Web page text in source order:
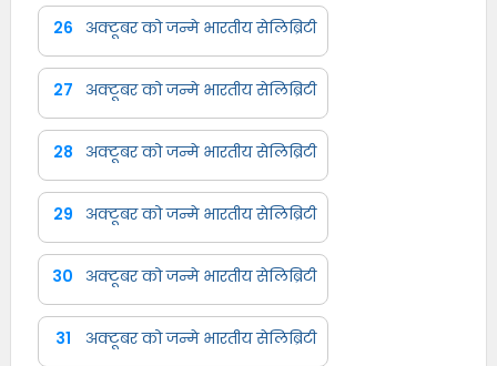
26 अक्टूबर को जन्मे भारतीय सेलिब्रिटी
27 अक्टूबर को जन्मे भारतीय सेलिब्रिटी
28 अक्टूबर को जन्मे भारतीय सेलिब्रिटी
29 अक्टूबर को जन्मे भारतीय सेलिब्रिटी
30 अक्टूबर को जन्मे भारतीय सेलिब्रिटी
31 अक्टूबर को जन्मे भारतीय सेलिब्रिटी